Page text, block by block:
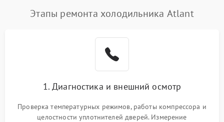
Поломка системы No Frost 2600 ₽ Подробнее →
работе
2000 ₽ Подробнее →
Этапы ремонта холодильника Atlant
1. Диагностика и внешний осмотр
Проверка температурных режимов, работы компрессора и
целостности уплотнителей дверей. Измерение